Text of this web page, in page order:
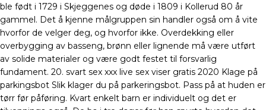
ble født i 1729 i Skjeggenes og døde i 1809 i Kollerud 80 år
gammel. Det å kjenne målgruppen sin handler også om å vite
hvorfor de velger deg, og hvorfor ikke. Overdekking eller
overbygging av basseng, brønn eller lignende må være utført
av solide materialer og være godt festet til forsvarlig
fundament. 20. svart sex xxx live sex viser gratis 2020 Klage på
parkingsbot Slik klager du på parkeringsbot. Pass på at huden er
tørr før påføring. Kvart enkelt barn er individuelt og det er